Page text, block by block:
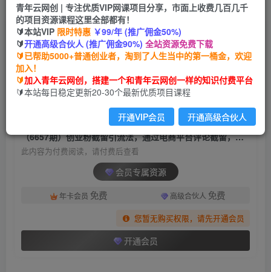
首页 创业课程 会员专属 正文
（6657期）创业粉截留引流法，通过电商平台评
论截留，被动长期流量
青年云网创
2年前发布
关注 私信
（6657期）创业粉截留引流法，通过电商平台评论截留，被动长期流量
此内容为付费阅读，请付费后查看
会员专属资源
年卡会员 免费 高级合伙人 免费
您暂无购买权限，请先开通会员
开通会员
青年云网创 | 专注优质VIP网课项目分享，市面上收费几百几千
的项目资源课程这里全部都有！
🔰本站VIP 限时特惠 ￥99/年 (推广佣金50%)
🔰开通高级合伙人 (推广佣金90%) 全站资源免费下载
🔰已帮助5000+普通创业者，淘到了人生当中的第一桶金，欢迎
加入！
🔰加入青年云网创，搭建一个和青年云网创一样的知识付费平台
🔰本站每日稳定更新20-30个最新优质项目课程
开通VIP会员 开通高级合伙人